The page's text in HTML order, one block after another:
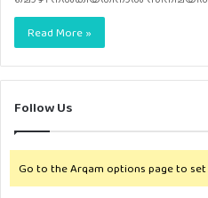
Read More »
Follow Us
Go to the Arqam options page to